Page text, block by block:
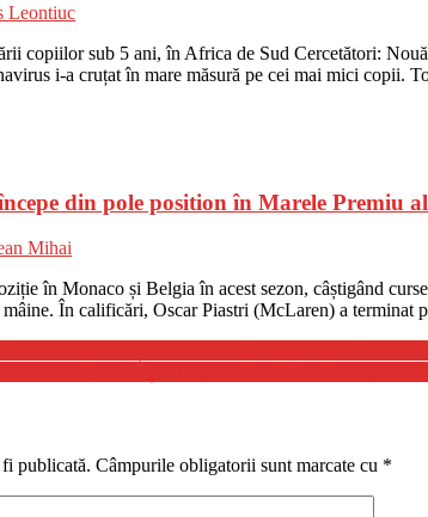
Leontiuc
copiilor sub 5 ani, în Africa de Sud Cercetători:
i-a cruțat în mare măsură pe cei mai mici copii.
din pole position în Marele Premiu
Mihai
în Monaco și Belgia în acest sezon, câștigând
mâine. În calificări, Oscar Piastri (McLaren) a
publicată. Câmpurile obligatorii sunt marcate cu *